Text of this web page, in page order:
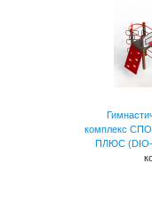
комплекс
ПЛЮС (DIO-